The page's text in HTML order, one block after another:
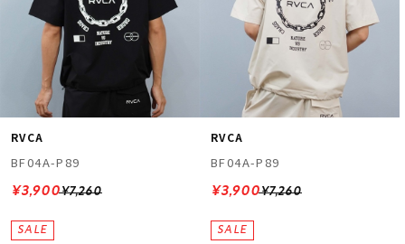
RVCA
BF04A-P89
¥7,260
¥3,900
RVCA
BF04A-P89
¥7,260
¥3,900